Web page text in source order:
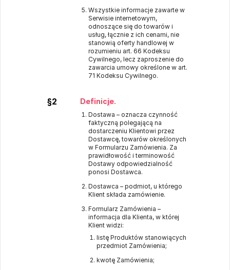
Wszystkie informacje zawarte w
Serwisie internetowym,
odnoszące się do towarów i
usług, łącznie z ich cenami, nie
stanowią oferty handlowej w
rozumieniu art. 66 Kodeksu
Cywilnego, lecz zaproszenie do
zawarcia umowy określone w art.
71 Kodeksu Cywilnego.
§2 Definicje.
Dostawa – oznacza czynność
faktyczną polegającą na
dostarczeniu Klientowi przez
Dostawcę, towarów określonych
w Formularzu Zamówienia. Za
prawidłowość i terminowość
Dostawy odpowiedzialność
ponosi Dostawca.
Dostawca – podmiot, u którego
Klient składa zamówienie.
Formularz Zamówienia –
informacja dla Klienta, w której
Klient widzi:
listę Produktów stanowiących
przedmiot Zamówienia;
kwotę Zamówienia;